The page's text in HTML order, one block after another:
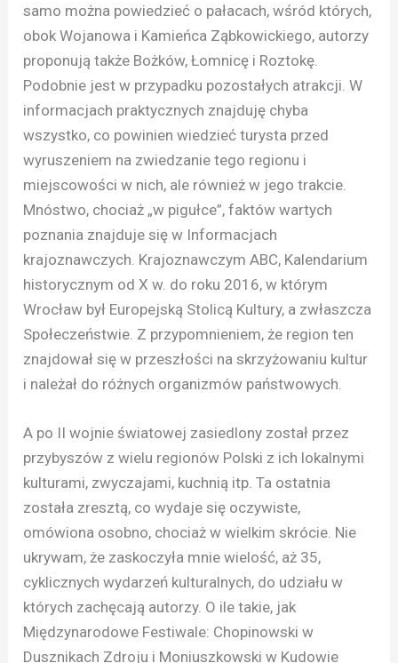
samo można powiedzieć o pałacach, wśród których,
obok Wojanowa i Kamieńca Ząbkowickiego, autorzy
proponują także Bożków, Łomnicę i Roztokę.
Podobnie jest w przypadku pozostałych atrakcji. W
informacjach praktycznych znajduję chyba
wszystko, co powinien wiedzieć turysta przed
wyruszeniem na zwiedzanie tego regionu i
miejscowości w nich, ale również w jego trakcie.
Mnóstwo, chociaż „w pigułce”, faktów wartych
poznania znajduje się w Informacjach
krajoznawczych. Krajoznawczym ABC, Kalendarium
historycznym od X w. do roku 2016, w którym
Wrocław był Europejską Stolicą Kultury, a zwłaszcza
Społeczeństwie. Z przypomnieniem, że region ten
znajdował się w przeszłości na skrzyżowaniu kultur
i należał do różnych organizmów państwowych.
A po II wojnie światowej zasiedlony został przez
przybyszów z wielu regionów Polski z ich lokalnymi
kulturami, zwyczajami, kuchnią itp. Ta ostatnia
została zresztą, co wydaje się oczywiste,
omówiona osobno, chociaż w wielkim skrócie. Nie
ukrywam, że zaskoczyła mnie wielość, aż 35,
cyklicznych wydarzeń kulturalnych, do udziału w
których zachęcają autorzy. O ile takie, jak
Międzynarodowe Festiwale: Chopinowski w
Dusznikach Zdroju i Moniuszkowski w Kudowie